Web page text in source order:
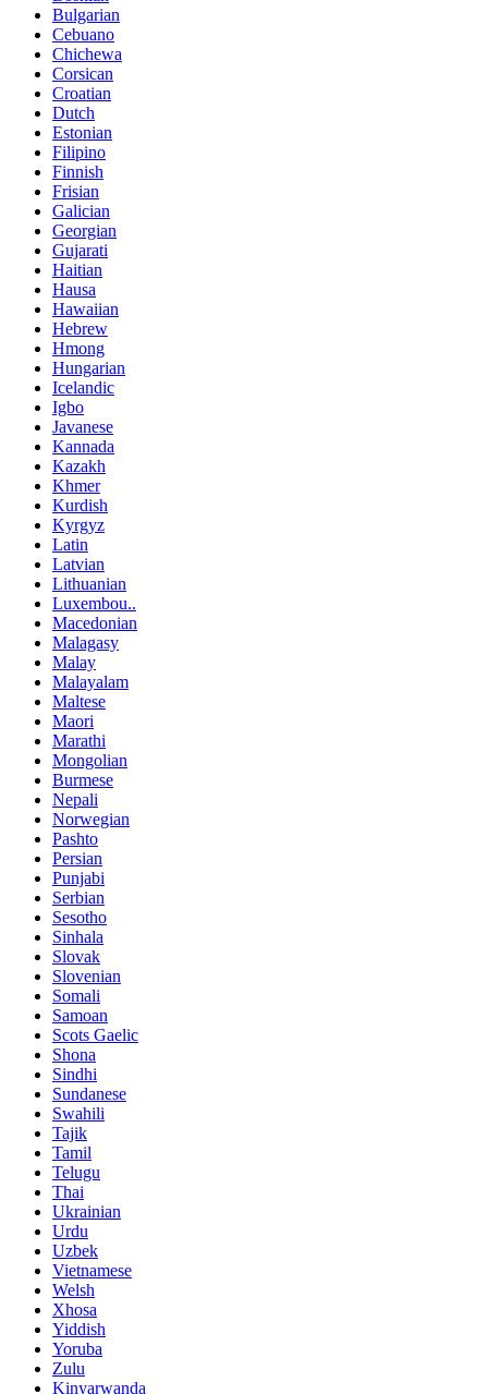
Bulgarian
Cebuano
Chichewa
Corsican
Croatian
Dutch
Estonian
Filipino
Finnish
Frisian
Galician
Georgian
Gujarati
Haitian
Hausa
Hawaiian
Hebrew
Hmong
Hungarian
Icelandic
Igbo
Javanese
Kannada
Kazakh
Khmer
Kurdish
Kyrgyz
Latin
Latvian
Lithuanian
Luxembou..
Macedonian
Malagasy
Malay
Malayalam
Maltese
Maori
Marathi
Mongolian
Burmese
Nepali
Norwegian
Pashto
Persian
Punjabi
Serbian
Sesotho
Sinhala
Slovak
Slovenian
Somali
Samoan
Scots Gaelic
Shona
Sindhi
Sundanese
Swahili
Tajik
Tamil
Telugu
Thai
Ukrainian
Urdu
Uzbek
Vietnamese
Welsh
Xhosa
Yiddish
Yoruba
Zulu
Kinyarwanda